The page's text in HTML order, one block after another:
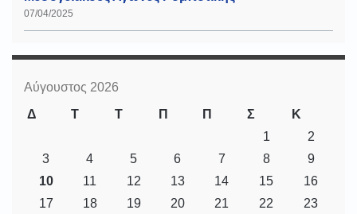
07/04/2025
Αύγουστος 2026
Δ
Τ Τ Π Π Σ
Κ
1
2
3
4 5 6 7 8
9
10
11 12 13 14 15
16
17
18 19 20 21 22
23